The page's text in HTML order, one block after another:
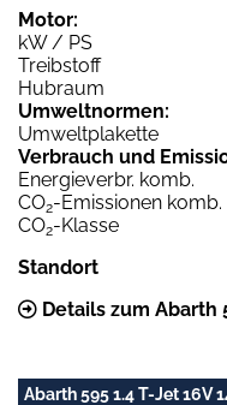
Motor:
kW / PS
Treibstoff
Hubraum
Umweltnormen:
Umweltplakette
Verbrauch und
Energieverbr. komb.
CO2-Emissionen komb.
CO2-Klasse
Standort
Details zum Abarth
Abarth 595 1.4 T-Jet 16V